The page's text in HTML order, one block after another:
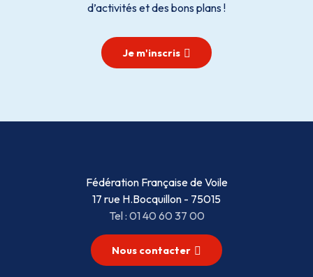
d’activités et des bons plans !
Je m'inscris
Fédération Française de Voile
17 rue H.Bocquillon - 75015
Tel : 01 40 60 37 00
Nous contacter